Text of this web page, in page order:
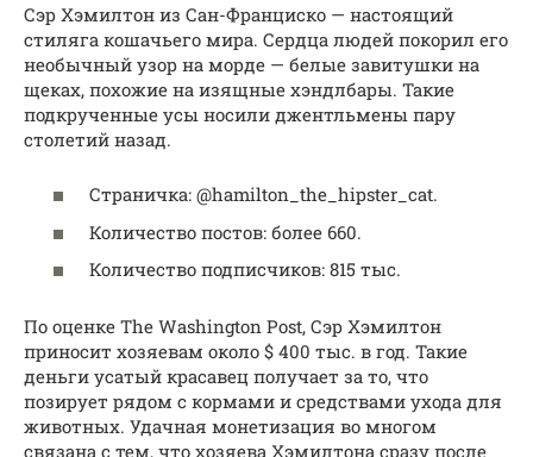
Сэр Хэмилтон из Сан-Франциско — настоящий
стиляга кошачьего мира. Сердца людей покорил его
необычный узор на морде — белые завитушки на
щеках, похожие на изящные хэндлбары. Такие
подкрученные усы носили джентльмены пару
столетий назад.
Страничка: @hamilton_the_hipster_cat.
Количество постов: более 660.
Количество подписчиков: 815 тыс.
По оценке The Washington Post, Сэр Хэмилтон
приносит хозяевам около $ 400 тыс. в год. Такие
деньги усатый красавец получает за то, что
позирует рядом с кормами и средствами ухода для
животных. Удачная монетизация во многом
связана с тем, что хозяева Хэмилтона сразу после